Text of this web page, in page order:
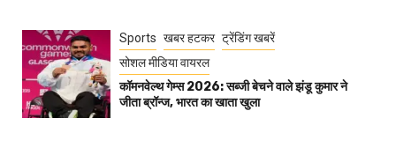
Sports खबर हटकर ट्रेंडिंग खबरें
सोशल मीडिया वायरल
कॉमनवेल्थ गेम्स 2026: सब्जी बेचने वाले झंडू कुमार ने
जीता ब्रॉन्ज, भारत का खाता खुला